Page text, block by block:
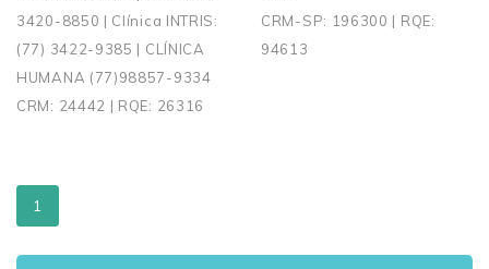
3420-8850 | Clínica INTRIS:
(77) 3422-9385 | CLÍNICA
HUMANA (77)98857-9334
CRM: 24442 | RQE: 26316
CRM-SP: 196300 | RQE:
94613
1